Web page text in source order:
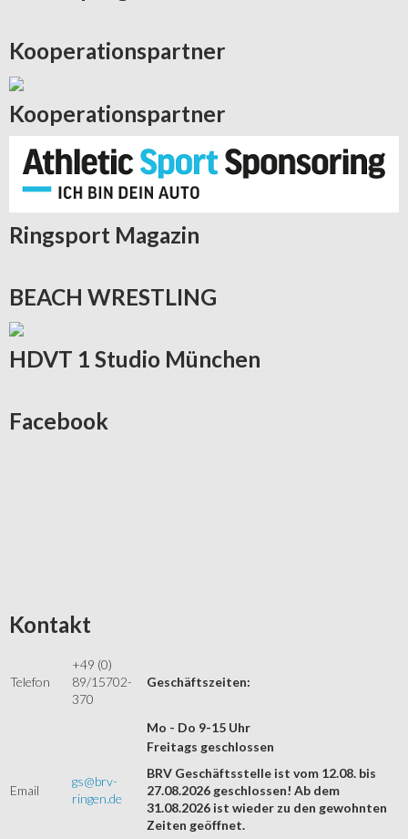
Kooperationspartner
Kooperationspartner
Ringsport Magazin
BEACH WRESTLING
HDVT 1 Studio München
Facebook
Kontakt
Telefon
+49 (0)
89/15702-
370
Geschäftszeiten:
Mo - Do 9-15 Uhr
Email
gs@brv-
ringen.de
Freitags geschlossen
BRV Geschäftsstelle ist vom 12.08. bis
27.08.2026 geschlossen! Ab dem
31.08.2026 ist wieder zu den gewohnten
Zeiten geöffnet.